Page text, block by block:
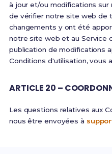
à jour et/ou modifications
de vérifier notre site web de
changements y ont été
notre site web et au Service
publication de modifications
Conditions d'utilisation, vous
ARTICLE 20 –
Les questions relatives aux
nous être envoyées à